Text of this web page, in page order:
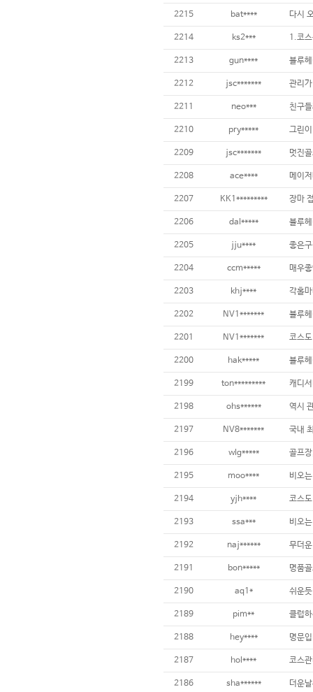
2215 bat****
2214 ks2***
2213 gun****
2212 jsc*******
2211 neo***
2210 pry*****
2209 jsc*******
2208 ace****
2207 KK1*********
2206 dal*****
2205 jju****
2204 ccm*****
2203 khj****
2202 NV1*******
2201 NV1*******
2200 hak***** 블루
2199 ton********* 캐디
2198 ohs****** 역시
2197 NV8*******
2196 wlg***** 골프
2195 moo****
2194 yjh****
2193 ssa***
2192 naj******
2191 bon*****
2190 aq1*
2189 pim**
2188 hey****
2187 hol****
2186 sha******